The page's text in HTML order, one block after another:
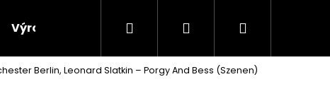
Výroba vinylových desek Výkup
Hledat PřihlášeníNákupní
Berlin, Leonard Slatkin ‎– Porgy And Bess (Szenen)